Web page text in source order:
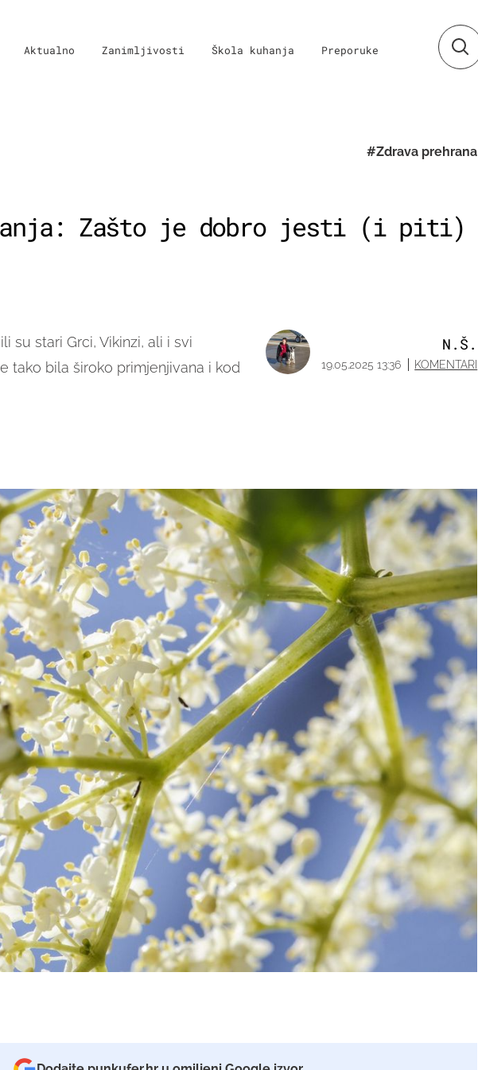
Aktualno Zanimljivosti Škola kuhanja Preporuke
#Zdrava prehrana
Zašto je dobro jesti (i piti)
su stari Grci, Vikinzi, ali i svi
tako bila široko primjenjivana i kod
N.Š.
19.05.2025 13:36 KOMENTARI